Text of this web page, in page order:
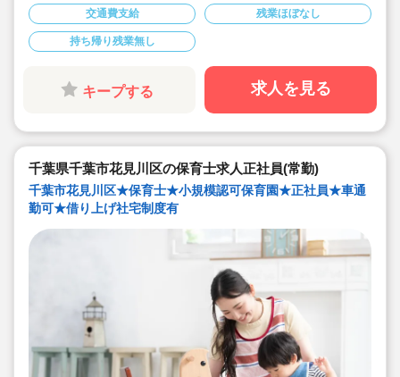
◆書き物も無しでOKなので、アットホームな規模で保育
に集中したい方におススメです！
◆時給1,800円（別途交通費）！
◆3路線3駅からのアクセスが可能です！
交通費支給 残業ほぼなし
持ち帰り残業無し
キープする 求人を見る
千葉県千葉市花見川区の保育士求人正社員(常勤)
千葉市花見川区★保育士★小規模認可保育園★正社員★車通
勤可★借り上げ社宅制度有